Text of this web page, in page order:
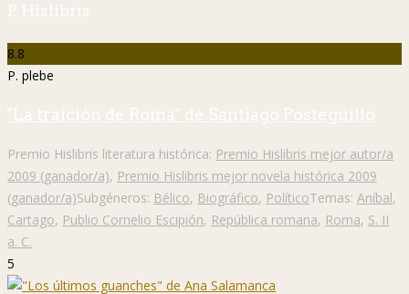
P. Hislibris
8.8
P. plebe
"La traición de Roma" de Santiago Posteguillo
Premio Hislibris literatura histórica: Premio Hislibris mejor autor/a
2009 (ganador/a), Premio Hislibris mejor novela histórica 2009
(ganador/a)Subgéneros: Bélico, Biográfico, PolíticoTemas: Aníbal,
Cartago, Publio Cornelio Escipión, República romana, Roma, S. II
a. C.
5